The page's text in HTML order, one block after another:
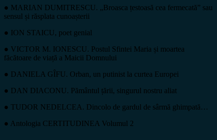
● MARIAN DUMITRESCU. „Broasca țestoasă cea fermecată” sau
sensul și răsplata cunoașterii
● ION STAICU, poet genial
● VICTOR M. IONESCU. Postul Sfintei Maria și moartea
făcătoare de viață a Maicii Domnului
● DANIELA GÎFU. Orban, un putinist la curtea Europei
● DAN DIACONU. Pământul țării, singurul nostru aliat
● TUDOR NEDELCEA. Dincolo de gardul de sârmă ghimpată…
● Antologia CERTITUDINEA Volumul 2